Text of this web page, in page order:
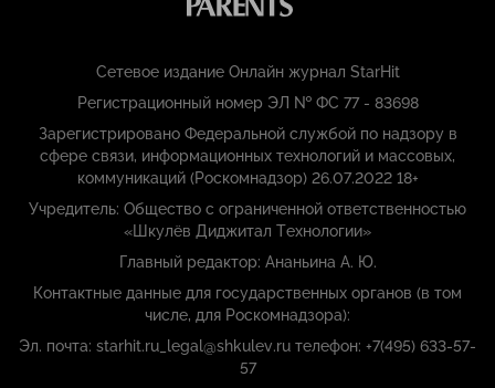
Сетевое издание Онлайн журнал StarHit
Регистрационный номер ЭЛ № ФС 77 - 83698
Зарегистрировано Федеральной службой по надзору в
сфере связи, информационных технологий и массовых,
коммуникаций (Роскомнадзор) 26.07.2022 18+
Учредитель: Общество с ограниченной ответственностью
«Шкулёв Диджитал Технологии»
Главный редактор: Ананьина А. Ю.
Контактные данные для государственных органов (в том
числе, для Роскомнадзора):
Эл. почта: starhit.ru_legal@shkulev.ru телефон: +7(495) 633-57-
57